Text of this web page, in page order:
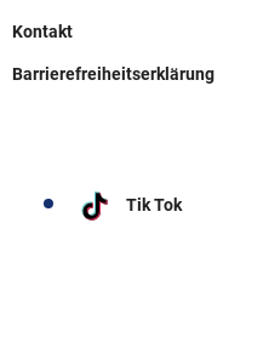
Kontakt
Barrierefreiheitserklärung
Tik Tok